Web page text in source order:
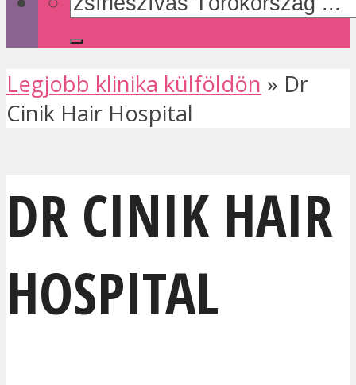
Legjobb klinika külföldön » Dr
Cinik Hair Hospital
DR CINIK HAIR
HOSPITAL